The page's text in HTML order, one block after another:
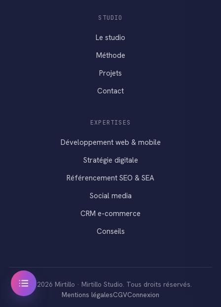
STUDIO
Le studio
Méthode
Projets
Contact
EXPERTISES
Développement web & mobile
Stratégie digitale
Référencement SEO & SEA
Social media
CRM e-commerce
Conseils
© 2026 Mirtillo · Mirtillo Studio. Tous droits réservés.
Mentions légalesCGVConnexion